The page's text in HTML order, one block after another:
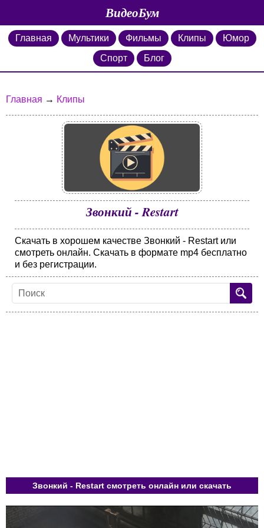
ВидеоБум
Главная Мультики Фильмы Клипы
Юмор
Спорт
Блог
Главная → Клипы
Звонкий - Restart
Скачать в хорошем качестве Звонкий - Restart или
смотреть онлайн. Скачать в формате mp4 бесплатно
и без регистрации.
Звонкий - Restart смотреть онлайн или скачать